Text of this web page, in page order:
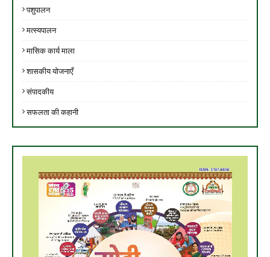
पशुपालन
मत्स्यपालन
मासिक कार्य माला
शासकीय योजनाएँ
संपादकीय
सफलता की कहानी